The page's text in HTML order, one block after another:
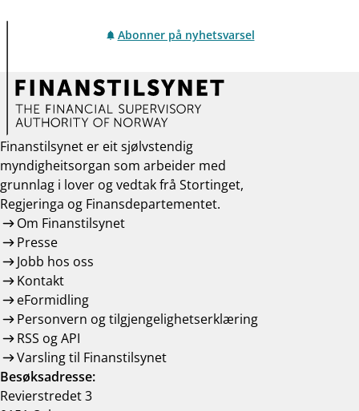
Abonner på nyhetsvarsel
Finanstilsynet er eit sjølvstendig
myndigheitsorgan som arbeider med
grunnlag i lover og vedtak frå Stortinget,
Regjeringa og Finansdepartementet.
Om Finanstilsynet
Presse
Jobb hos oss
Kontakt
eFormidling
Personvern og tilgjengelighetserklæring
RSS og API
Varsling til Finanstilsynet
Besøksadresse:
Revierstredet 3